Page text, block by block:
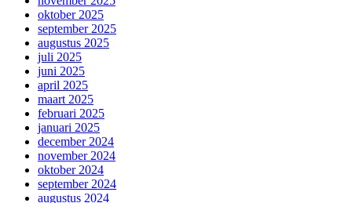
oktober 2025
september 2025
augustus 2025
juli 2025
juni 2025
april 2025
maart 2025
februari 2025
januari 2025
december 2024
november 2024
oktober 2024
september 2024
augustus 2024